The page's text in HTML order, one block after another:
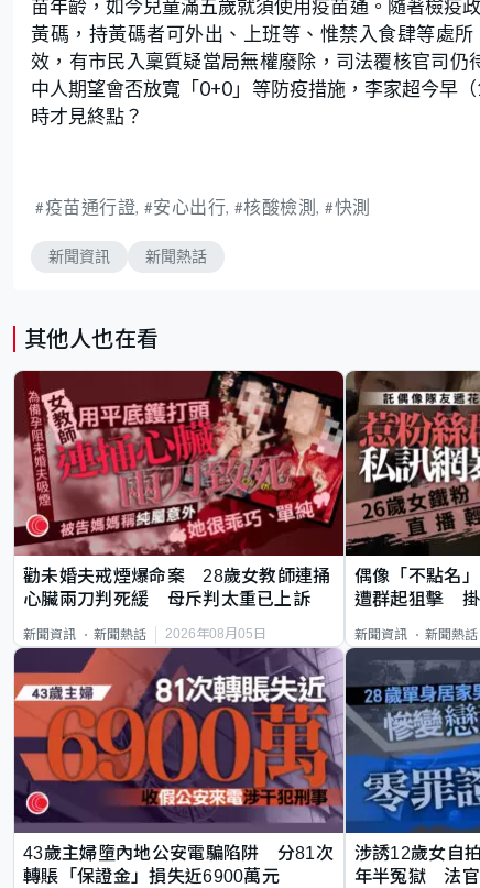
苗年齡，如今兒童滿五歲就須使用疫苗通。隨著檢疫
黃碼，持黃碼者可外出、上班等、惟禁入食肆等處
效，有市民入稟質疑當局無權廢除，司法覆核官司
中人期望會否放寬「0+0」等防疫措施，李家超今早
時才見終點？
疫苗通行證 安心出行 核酸檢測 快測
新聞資訊 新聞熱話
其他人也在看
勸未婚夫戒煙爆命案 28歲女教師連捅
心臟兩刀判死緩 母斥判太重已上訴
新聞資訊 新聞熱話 2026年08月05日
偶像「不點名
遭群起狙擊 掛
新聞資訊 新聞熱話
43歲主婦墮內地公安電騙陷阱 分81次
轉賬「保證金」損失近6900萬元
涉誘12歲女自
年半冤獄 法官